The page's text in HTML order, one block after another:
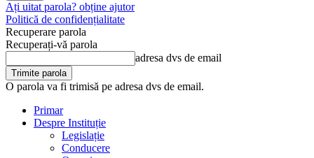
Ați uitat parola? obține ajutor
Politică de confidențialitate
Recuperare parola
Recuperați-vă parola
adresa dvs de email
O parola va fi trimisă pe adresa dvs de email.
Primar
Despre Instituție
Legislație
Conducere